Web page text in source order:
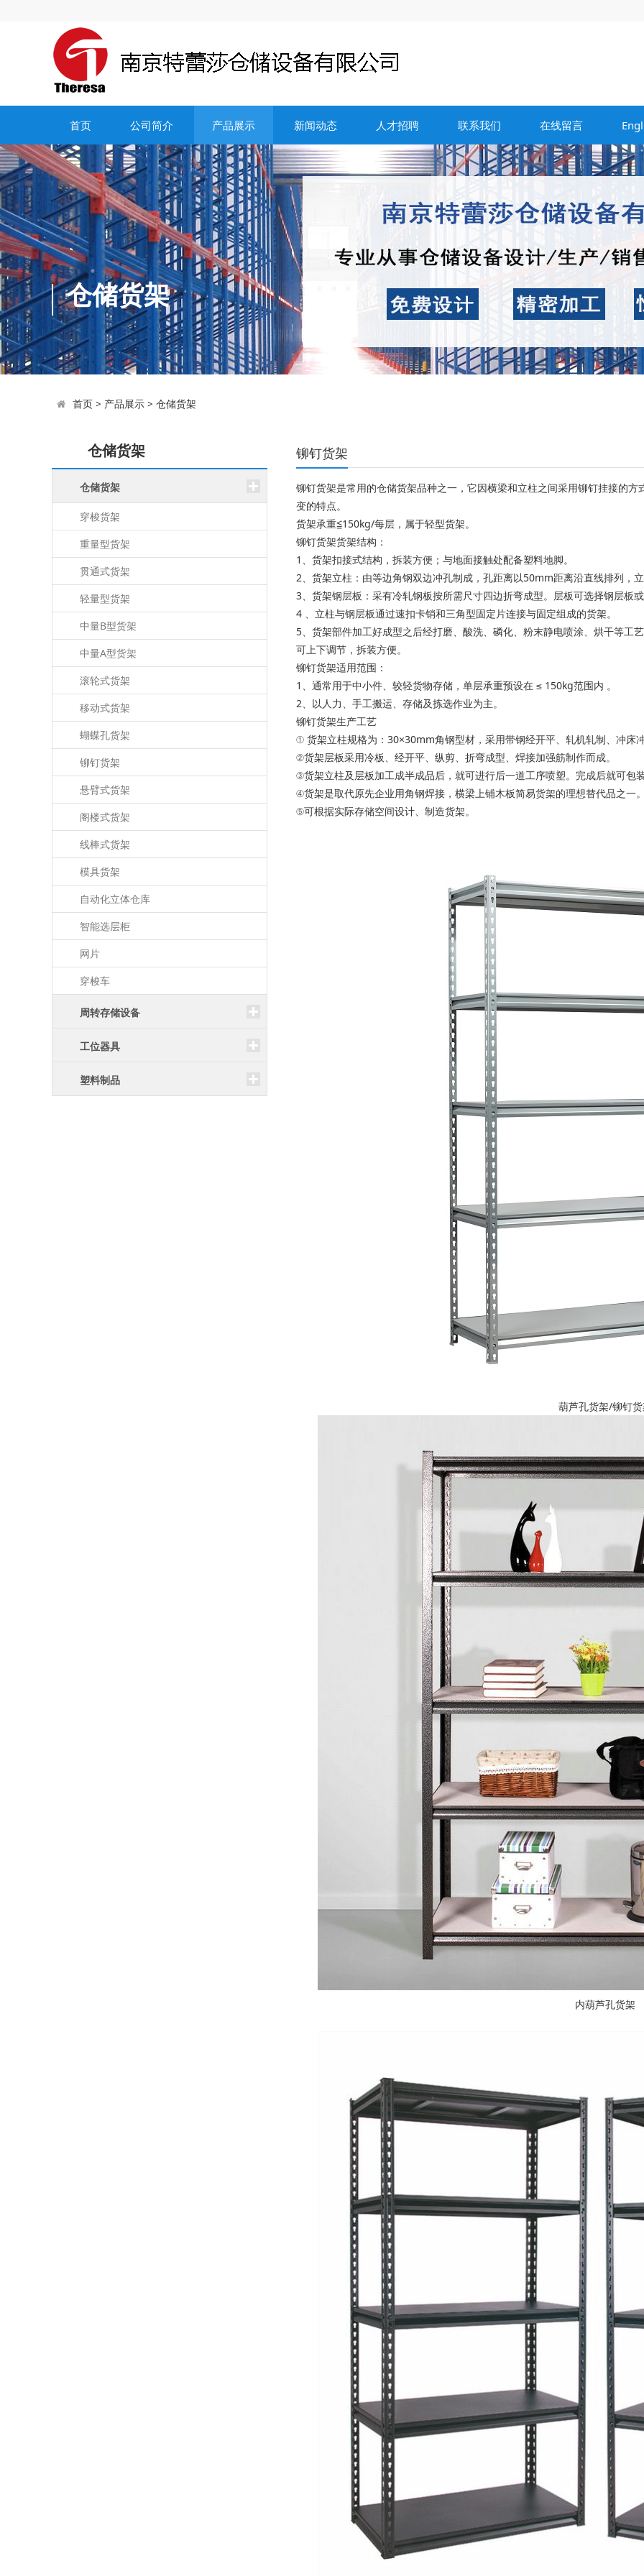
首页 公司简介 产品展示 新闻动态 人才招聘 联系我们 在线留言
仓储货架
首页> 产品展示> 仓储货架
仓储货架
仓储货架
穿梭货架
重量型货架
贯通式货架
轻量型货架
中量B型货架
中量A型货架
滚轮式货架
移动式货架
蝴蝶孔货架
铆钉货架
悬臂式货架
阁楼式货架
线棒式货架
模具货架
自动化立体仓库
智能选层柜
网片
穿梭车
周转存储设备
工位器具
塑料制品
铆钉货架
铆钉货架是常用的仓储货架品种之一，它因横梁和立柱之间采用铆钉挂接的
变的特点。
货架承重≦150kg/每层，属于轻型货架。
铆钉货架货架结构：
1、货架扣接式结构，拆装方便；与地面接触处配备塑料地脚。
2、货架立柱：由等边角钢双边冲孔制成，孔距离以50mm距离沿直线排列，
3、货架钢层板：采有冷轧钢板按所需尺寸四边折弯成型。层板可选择钢层板
4 、立柱与钢层板通过速扣卡销和三角型固定片连接与固定组成的货架。
5、货架部件加工好成型之后经打磨、酸洗、磷化、粉末静电喷涂、烘干等工
可上下调节，拆装方便。
铆钉货架适用范围：
1、通常用于中小件、较轻货物存储，单层承重预设在 ≤ 150kg范围内 。
2、以人力、手工搬运、存储及拣选作业为主。
铆钉货架生产工艺
① 货架立柱规格为：30×30mm角钢型材，采用带钢经开平、轧机轧制、冲床
②货架层板采用冷板、经开平、纵剪、折弯成型、焊接加强筋制作而成。
③货架立柱及层板加工成半成品后，就可进行后一道工序喷塑。完成后就可包
④货架是取代原先企业用角钢焊接，横梁上铺木板简易货架的理想替代品之一
⑤可根据实际存储空间设计、制造货架。
葫芦孔货架/铆钉
内葫芦孔货架